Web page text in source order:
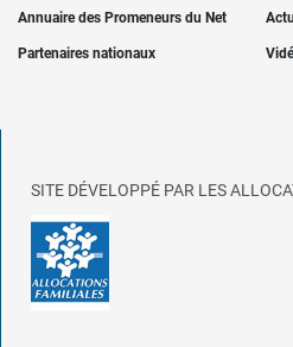
Annuaire des Promeneurs du Net
Partenaires nationaux
SITE DÉVELOPPÉ PAR LES